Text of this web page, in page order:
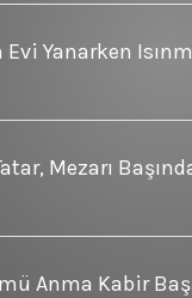
Yanarken
Mezarı
Anma Kabir